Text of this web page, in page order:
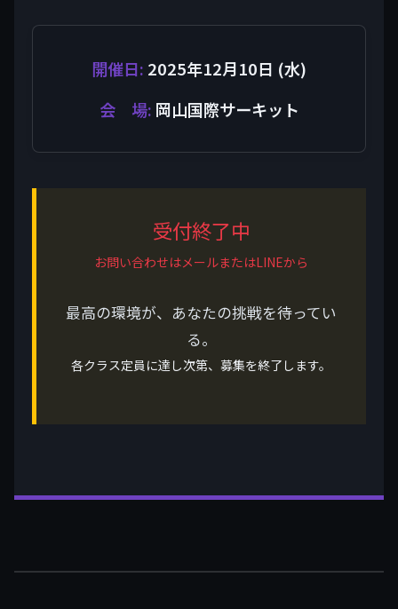
開催日: 2025年12月10日 (水)
会 場: 岡山国際サーキット
受付終了中
お問い合わせはメールまたはLINEから
最高の環境が、あなたの挑戦を待ってい
る。
各クラス定員に達し次第、募集を終了します。